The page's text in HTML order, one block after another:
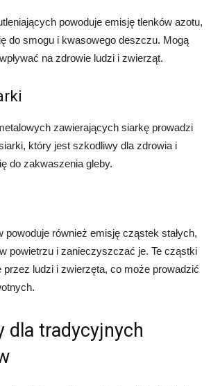
powoduje emisję tlenków azotu,
do smogu i kwasowego deszczu. Mogą
na zdrowie ludzi i zwierząt.
zawierających siarkę prowadzi
który jest szkodliwy dla zdrowia i
do zakwaszenia gleby.
powoduje również emisję cząstek stałych,
powietrzu i zanieczyszczać je. Te cząstki
przez ludzi i zwierzęta, co może prowadzić
dla tradycyjnych